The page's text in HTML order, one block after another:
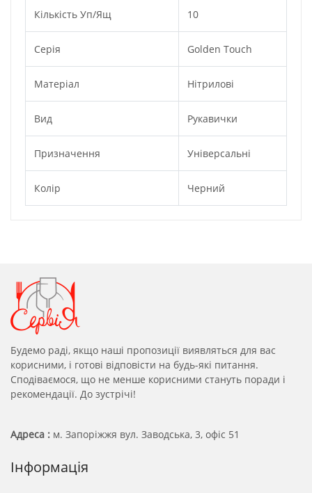
Кількість Уп/ящ 10
Серія Golden Touch
Матеріал Нітрилові
Вид Рукавички
Призначення Універсальні
Колір Черний
Будемо раді, якщо наші пропозиції виявляться для вас
корисними, і готові відповісти на будь-які питання.
Сподіваємося, що не менше корисними стануть поради і
рекомендації. До зустрічі!
Адреса : м. Запоріжжя вул. Заводська, 3, офіс 51
Інформація